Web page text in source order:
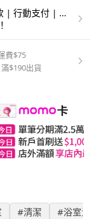
| 行動支付 | 超
費$75
滿$190出貨
#清潔 #浴室